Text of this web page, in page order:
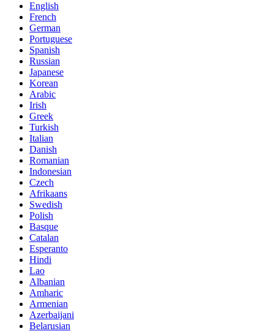
English
French
German
Portuguese
Spanish
Russian
Japanese
Korean
Arabic
Irish
Greek
Turkish
Italian
Danish
Romanian
Indonesian
Czech
Afrikaans
Swedish
Polish
Basque
Catalan
Esperanto
Hindi
Lao
Albanian
Amharic
Armenian
Azerbaijani
Belarusian